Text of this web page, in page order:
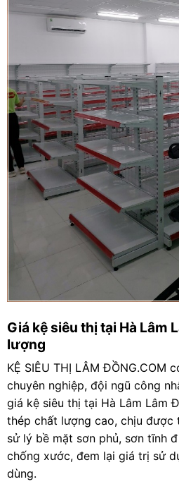
Giá kệ siêu thị tại Hà Lâm
lượng
KỆ SIÊU THỊ LÂM ĐỒNG.COM
chuyên nghiệp, đội ngũ công
giá kệ siêu thị tại Hà Lâm Lâm
thép chất lượng cao, chịu được
sử lý bề mặt sơn phủ, sơn tĩnh
chống xước, đem lại giá trị sử
dùng.